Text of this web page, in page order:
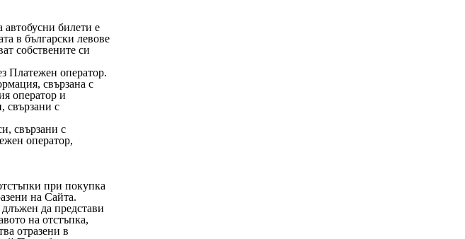
билети е
в български левове
собствените си
Платежен оператор.
свързана с
оператор и
с
свързани с
оператор,
при покупка
на Сайта.
да представи
на отстъпка,
отразени в